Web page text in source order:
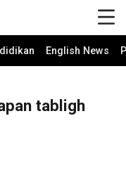
English News
tabligh